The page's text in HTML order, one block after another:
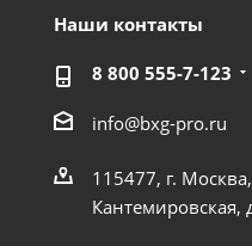
Наши контакты
8 800 555-7-123
info@bxg-pro.ru
115477, г.
Кантемировская,